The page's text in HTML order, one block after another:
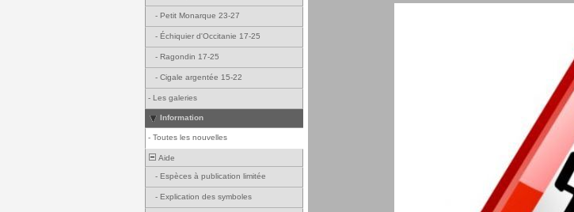
- Petit Monarque 23-27
- Échiquier d'Occitanie 17-25
- Ragondin 17-25
- Cigale argentée 15-22
- Les galeries
Information
- Toutes les nouvelles
Aide
- Espèces à publication limitée
- Explication des symboles